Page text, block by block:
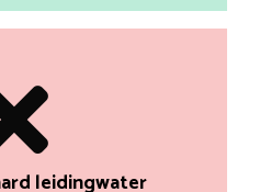
leidingwater